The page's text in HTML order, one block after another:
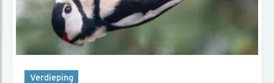
Verdieping